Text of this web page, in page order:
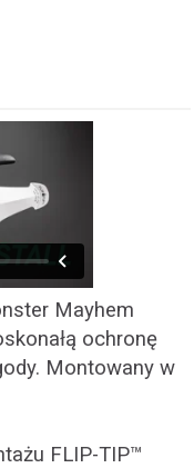
Mayhem
ochronę
Montowany w
FLIP-TIP™